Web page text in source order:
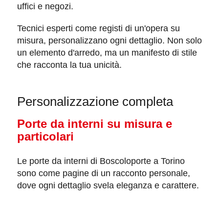
uffici e negozi.
Tecnici esperti come registi di un'opera su
misura, personalizzano ogni dettaglio. Non solo
un elemento d'arredo, ma un manifesto di stile
che racconta la tua unicità.
Personalizzazione completa
Porte da interni su misura e
particolari
Le porte da interni di Boscoloporte a Torino
sono come pagine di un racconto personale,
dove ogni dettaglio svela eleganza e carattere.